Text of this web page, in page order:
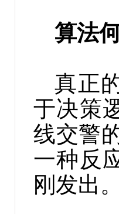
算法
真正
于决策
线交警
一种反
刚发出